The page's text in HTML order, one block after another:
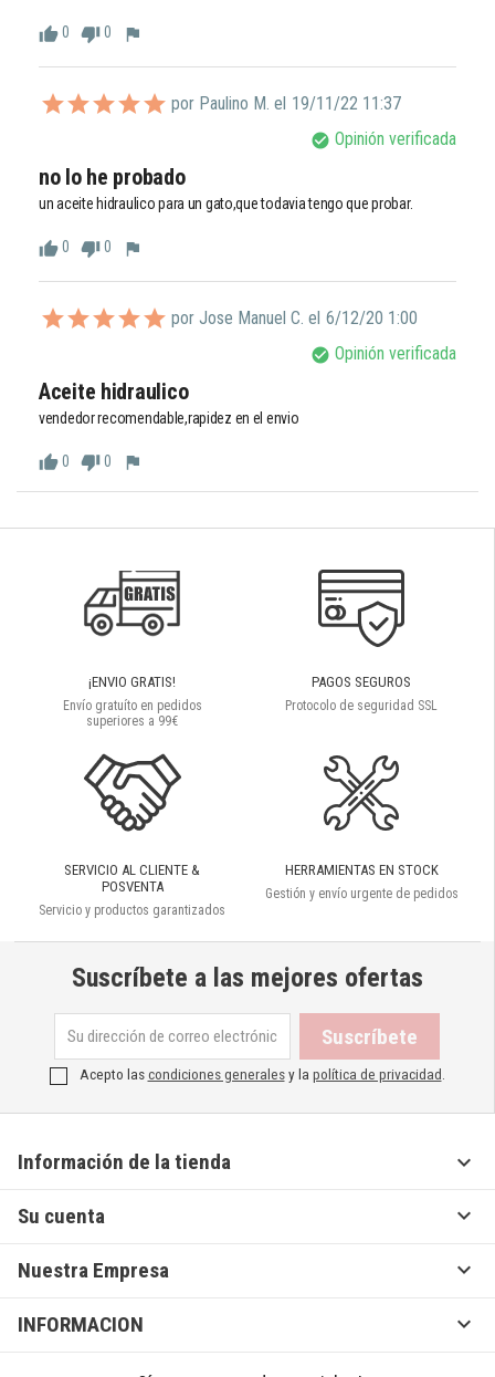
thumb_up0 thumb_down0 flag
por Paulino M. el 19/11/22 11:37
check_circle Opinión verificada
no lo he probado
un aceite hidraulico para un gato,que todavia tengo que probar.
thumb_up0 thumb_down0 flag
por Jose Manuel C. el 6/12/20 1:00
check_circle Opinión verificada
Aceite hidraulico
vendedor recomendable,rapidez en el envio
thumb_up0 thumb_down0 flag
¡ENVIO GRATIS!
Envío gratuíto en pedidos
superiores a 99€
PAGOS SEGUROS
Protocolo de seguridad SSL
SERVICIO AL CLIENTE &
POSVENTA
Servicio y productos garantizados
HERRAMIENTAS EN STOCK
Gestión y envío urgente de pedidos
Suscríbete a las mejores ofertas
Acepto lascondiciones generalesy la política de privacidad
Información de la tienda 
Su cuenta 
Nuestra Empresa 
INFORMACION 